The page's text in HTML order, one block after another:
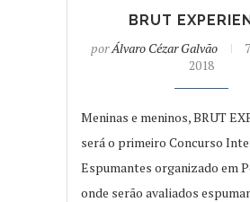
BRUT
porÁlvaro Cézar Galvão
2018
Meninas e meninos, BRUT
será o primeiro Concurso
Espumantes organizado em
onde serão avaliados